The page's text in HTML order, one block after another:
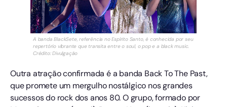
A banda BlackSete, referência no Espírito Santo, é conhecida por seu
repertório vibrante que transita entre o soul, o pop e a black music.
Crédito: Divulgação
Outra atração confirmada é a banda Back To The Past,
que promete um mergulho nostálgico nos grandes
sucessos do rock dos anos 80. O grupo, formado por